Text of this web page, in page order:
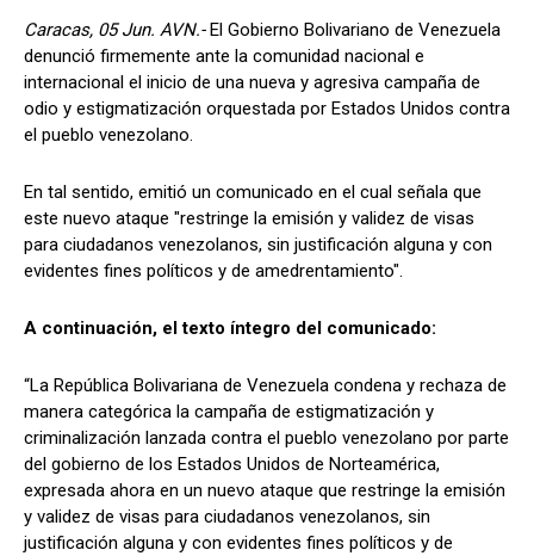
Caracas, 05 Jun. AVN.-El Gobierno Bolivariano de Venezuela
denunció firmemente ante la comunidad nacional e
internacional el inicio de una nueva y agresiva campaña de
odio y estigmatización orquestada por Estados Unidos contra
el pueblo venezolano.
En tal sentido, emitió un comunicado en el cual señala que
este nuevo ataque "restringe la emisión y validez de visas
para ciudadanos venezolanos, sin justificación alguna y con
evidentes fines políticos y de amedrentamiento".
A continuación, el texto íntegro del comunicado:
“La República Bolivariana de Venezuela condena y rechaza de
manera categórica la campaña de estigmatización y
criminalización lanzada contra el pueblo venezolano por parte
del gobierno de los Estados Unidos de Norteamérica,
expresada ahora en un nuevo ataque que restringe la emisión
y validez de visas para ciudadanos venezolanos, sin
justificación alguna y con evidentes fines políticos y de